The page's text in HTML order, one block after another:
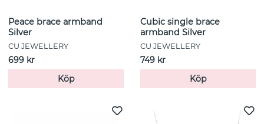
Peace brace armband
Silver
CU JEWELLERY
699 kr
Köp
Cubic single brace
armband Silver
CU JEWELLERY
749 kr
Köp